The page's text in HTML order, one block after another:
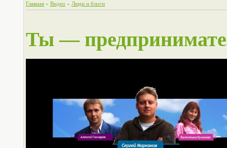
Главная » Видео » Люди и блоги
Ты —